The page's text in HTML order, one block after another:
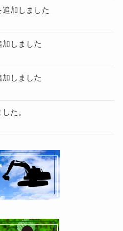
加しました
しました
しました
た。